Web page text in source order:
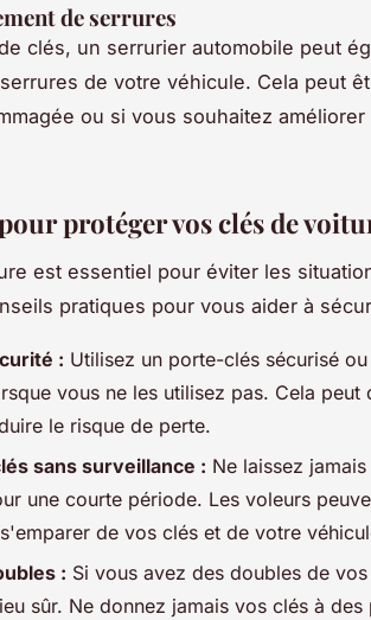
de serrures
clés, un serrurier automobile peut
de votre véhicule. Cela peut
ou si vous souhaitez
protéger vos clés de
est essentiel pour éviter les
pratiques pour vous aider à
: Utilisez un porte-clés sécurisé
vous ne les utilisez pas. Cela peut
le risque de perte.
sans surveillance : Ne laissez
une courte période. Les voleurs
de vos clés et de votre
: Si vous avez des doubles de
sûr. Ne donnez jamais vos clés à des